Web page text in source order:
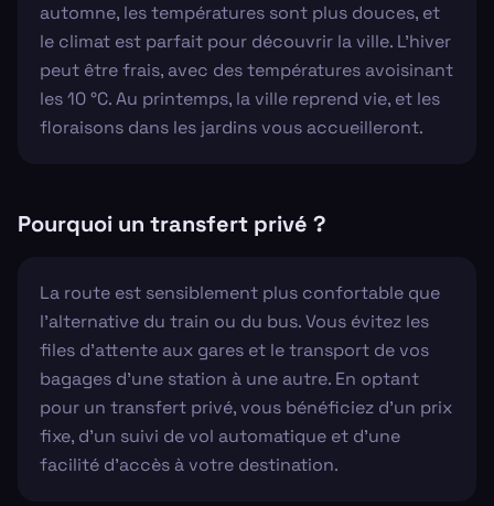
automne, les températures sont plus douces, et
le climat est parfait pour découvrir la ville. L'hiver
peut être frais, avec des températures avoisinant
les 10 °C. Au printemps, la ville reprend vie, et les
floraisons dans les jardins vous accueilleront.
Pourquoi un transfert privé ?
La route est sensiblement plus confortable que
l'alternative du train ou du bus. Vous évitez les
files d'attente aux gares et le transport de vos
bagages d'une station à une autre. En optant
pour un transfert privé, vous bénéficiez d'un prix
fixe, d'un suivi de vol automatique et d'une
facilité d'accès à votre destination.